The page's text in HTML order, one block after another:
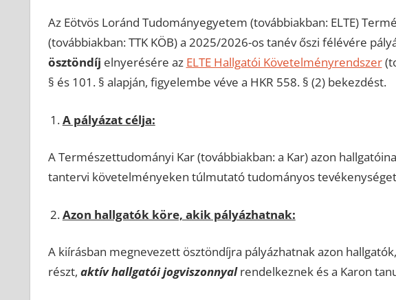
Az Eötvös Loránd Tudományegyetem (továbbiakban: ELTE)
(továbbiakban: TTK KÖB) a 2025/2026-os tanév őszi félévére
ösztöndíj elnyerésére az ELTE Hallgatói Követelményrendszer
§ és 101. § alapján, figyelembe véve a HKR 558. § (2) bekezdést.
A pályázat célja:
A Természettudományi Kar (továbbiakban: a Kar) azon
tantervi követelményeken túlmutató tudományos
Azon hallgatók köre, akik pályázhatnak:
A kiírásban megnevezett ösztöndíjra pályázhatnak azon
részt, aktív hallgatói jogviszonnyalrendelkeznek és a Karon